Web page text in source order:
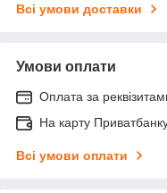
Всі умови доставки
Умови оплати
Оплата за
На карту
Всі умови оплати